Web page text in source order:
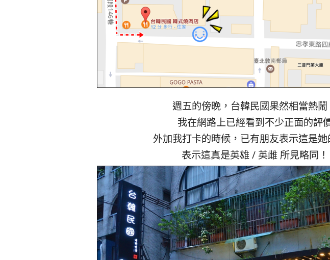
週五的傍晚，台韓民國果然相當熱鬧
我在網路上已經看到不少正面的評
外加我打卡的時候，已有朋友表示這是
表示這真是英雄 / 英雌 所見略同！